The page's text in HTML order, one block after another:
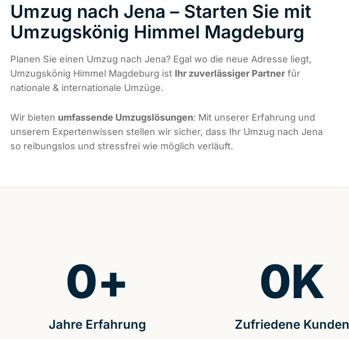
Umzug nach Jena – Starten Sie mit
Umzugskönig Himmel Magdeburg
Planen Sie einen Umzug nach Jena? Egal wo die neue Adresse liegt,
Umzugskönig Himmel Magdeburg ist Ihr zuverlässiger Partner für
nationale & internationale Umzüge.
Wir bieten umfassende Umzugslösungen: Mit unserer Erfahrung und
unserem Expertenwissen stellen wir sicher, dass Ihr Umzug nach Jena
so reibungslos und stressfrei wie möglich verläuft.
Jahre Erfahrung
0+
Zufriedene Kunden
0K